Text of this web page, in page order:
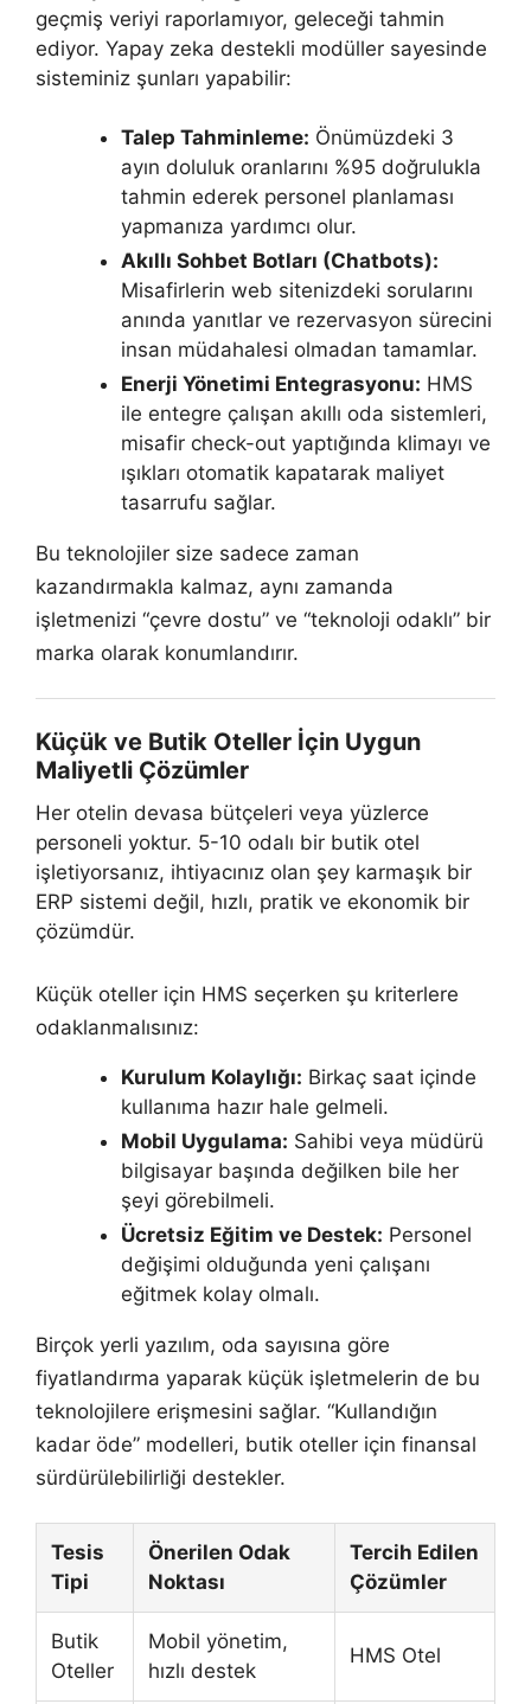
geçmiş veriyi raporlamıyor, geleceği tahmin
ediyor. Yapay zeka destekli modüller sayesinde
sisteminiz şunları yapabilir:
Talep Tahminleme: Önümüzdeki 3
ayın doluluk oranlarını %95 doğrulukla
tahmin ederek personel planlaması
yapmanıza yardımcı olur.
Akıllı Sohbet Botları (Chatbots):
Misafirlerin web sitenizdeki sorularını
anında yanıtlar ve rezervasyon sürecini
insan müdahalesi olmadan tamamlar.
Enerji Yönetimi Entegrasyonu: HMS
ile entegre çalışan akıllı oda sistemleri,
misafir check-out yaptığında klimayı ve
ışıkları otomatik kapatarak maliyet
tasarrufu sağlar.
Bu teknolojiler size sadece zaman
kazandırmakla kalmaz, aynı zamanda
işletmenizi “çevre dostu” ve “teknoloji odaklı” bir
marka olarak konumlandırır.
Küçük ve Butik Oteller İçin Uygun
Maliyetli Çözümler
Her otelin devasa bütçeleri veya yüzlerce
personeli yoktur. 5-10 odalı bir butik otel
işletiyorsanız, ihtiyacınız olan şey karmaşık bir
ERP sistemi değil, hızlı, pratik ve ekonomik bir
çözümdür.
Küçük oteller için HMS seçerken şu kriterlere
odaklanmalısınız:
Kurulum Kolaylığı: Birkaç saat içinde
kullanıma hazır hale gelmeli.
Mobil Uygulama: Sahibi veya müdürü
bilgisayar başında değilken bile her
şeyi görebilmeli.
Ücretsiz Eğitim ve Destek: Personel
değişimi olduğunda yeni çalışanı
eğitmek kolay olmalı.
Birçok yerli yazılım, oda sayısına göre
fiyatlandırma yaparak küçük işletmelerin de bu
teknolojilere erişmesini sağlar. “Kullandığın
kadar öde” modelleri, butik oteller için finansal
sürdürülebilirliği destekler.
Tesis
Tipi
Önerilen Odak
Noktası
Tercih Edilen
Çözümler
Butik
Oteller
Mobil yönetim,
hızlı destek
HMS Otel